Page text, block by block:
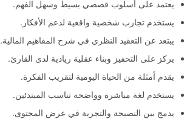
يعتمد على أسلوب قصصي بسيط وسهل الفهم.
يستخدم تجارب شخصية واقعية لدعم الأفكار.
يبتعد عن التعقيد النظري في شرح المفاهيم المالية.
يركز على التحفيز وبناء عقلية ريادية لدى القارئ.
يقدم أمثلة من الحياة اليومية لتقريب الفكرة.
يستخدم لغة مباشرة وواضحة تناسب المبتدئين.
يدمج بين النصيحة والتجربة في عرض المحتوى.